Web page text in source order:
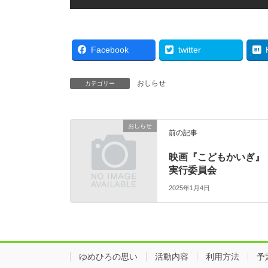
Facebook twitter
カテゴリー おしらせ
おしらせ
前の記事
映画『こどもかいぎ』
実行委員会
2025年1月4日
ゆめひろの思い 活動内容 利用方法 予